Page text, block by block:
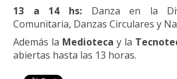
13 a 14 hs:Danza en la
Comunitaria, Danzas Circulares y
Además la Medioteca y la
abiertas hasta las 13 horas.